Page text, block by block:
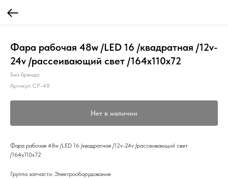
Фара рабочая 48w /LED 16 /квадратная /12v-
24v /рассеивающий свет /164х110х72
Без бренда
Артикул: CP-48
Нет в наличии
Фара рабочая 48w /LED 16 /квадратная /12v-24v /рассеивающий свет
/164х110х72
Группа запчасти: Электрооборудование